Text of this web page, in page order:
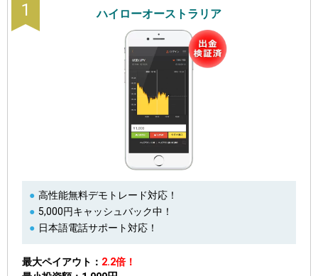
1 ハイローオーストラリア
高性能無料デモトレード対応！
5,000円キャッシュバック中！
日本語電話サポート対応！
最大ペイアウト
2.2倍！